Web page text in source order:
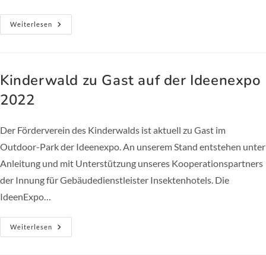
Weiterlesen
Social
Day
Consulting
GmbH
Kinderwald zu Gast auf der Ideenexpo
2022
Der Förderverein des Kinderwalds ist aktuell zu Gast im
Outdoor-Park der Ideenexpo. An unserem Stand entstehen unter
Anleitung und mit Unterstützung unseres Kooperationspartners
der Innung für Gebäudedienstleister Insektenhotels. Die
IdeenExpo…
Weiterlesen
Kinderwald
Zu